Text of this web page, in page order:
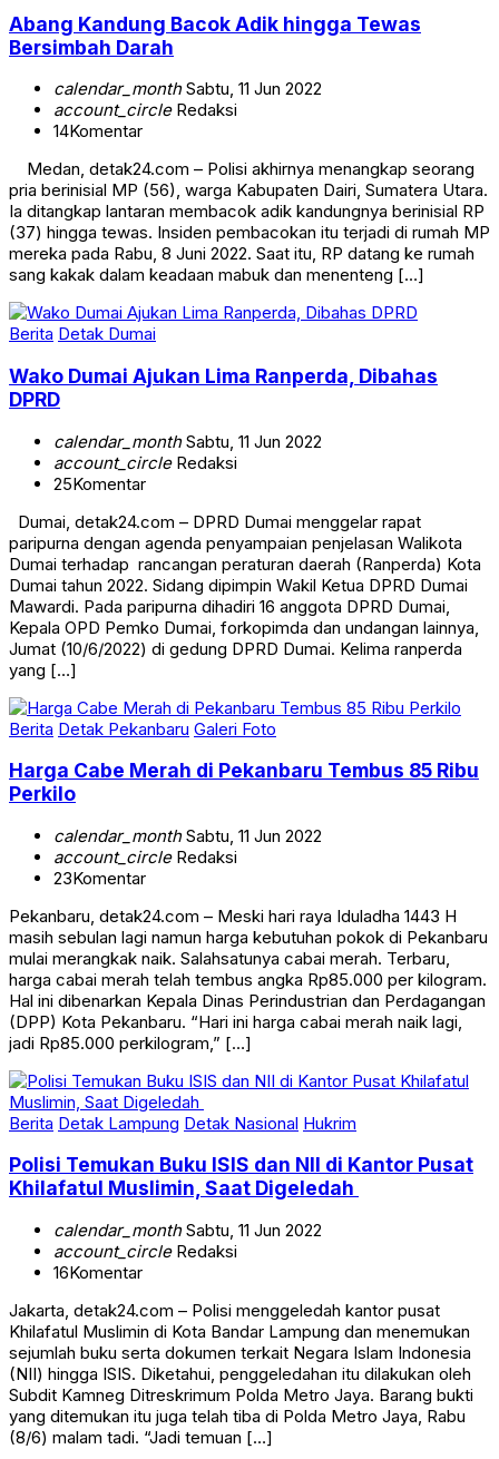
Abang Kandung Bacok Adik hingga Tewas
Bersimbah Darah
calendar_monthSabtu, 11 Jun 2022
account_circleRedaksi
14Komentar
Medan, detak24.com – Polisi akhirnya menangkap seorang
pria berinisial MP (56), warga Kabupaten Dairi, Sumatera Utara.
Ia ditangkap lantaran membacok adik kandungnya berinisial RP
(37) hingga tewas. Insiden pembacokan itu terjadi di rumah MP
mereka pada Rabu, 8 Juni 2022. Saat itu, RP datang ke rumah
sang kakak dalam keadaan mabuk dan menenteng […]
Berita Detak Dumai
Wako Dumai Ajukan Lima Ranperda, Dibahas
DPRD
calendar_monthSabtu, 11 Jun 2022
account_circleRedaksi
25Komentar
Dumai, detak24.com – DPRD Dumai menggelar rapat
paripurna dengan agenda penyampaian penjelasan Walikota
Dumai terhadap rancangan peraturan daerah (Ranperda) Kota
Dumai tahun 2022. Sidang dipimpin Wakil Ketua DPRD Dumai
Mawardi. Pada paripurna dihadiri 16 anggota DPRD Dumai,
Kepala OPD Pemko Dumai, forkopimda dan undangan lainnya,
Jumat (10/6/2022) di gedung DPRD Dumai. Kelima ranperda
yang […]
Berita Detak Pekanbaru Galeri Foto
Harga Cabe Merah di Pekanbaru Tembus 85 Ribu
Perkilo
calendar_monthSabtu, 11 Jun 2022
account_circleRedaksi
23Komentar
Pekanbaru, detak24.com – Meski hari raya Iduladha 1443 H
masih sebulan lagi namun harga kebutuhan pokok di Pekanbaru
mulai merangkak naik. Salahsatunya cabai merah. Terbaru,
harga cabai merah telah tembus angka Rp85.000 per kilogram.
Hal ini dibenarkan Kepala Dinas Perindustrian dan Perdagangan
(DPP) Kota Pekanbaru. “Hari ini harga cabai merah naik lagi,
jadi Rp85.000 perkilogram,” […]
Berita Detak Lampung Detak Nasional Hukrim
Polisi Temukan Buku ISIS dan NII di Kantor Pusat
Khilafatul Muslimin, Saat Digeledah
calendar_monthSabtu, 11 Jun 2022
account_circleRedaksi
16Komentar
Jakarta, detak24.com – Polisi menggeledah kantor pusat
Khilafatul Muslimin di Kota Bandar Lampung dan menemukan
sejumlah buku serta dokumen terkait Negara Islam Indonesia
(NII) hingga ISIS. Diketahui, penggeledahan itu dilakukan oleh
Subdit Kamneg Ditreskrimum Polda Metro Jaya. Barang bukti
yang ditemukan itu juga telah tiba di Polda Metro Jaya, Rabu
(8/6) malam tadi. “Jadi temuan […]